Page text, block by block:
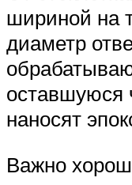
шириной на
диаметр
оставшуюся
наносят
Важно